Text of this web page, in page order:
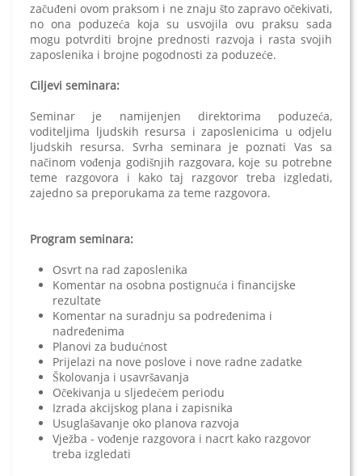
začuđeni ovom praksom i ne znaju što zapravo očekivati,
no ona poduzeća koja su usvojila ovu praksu sada
mogu potvrditi brojne prednosti razvoja i rasta svojih
zaposlenika i brojne pogodnosti za poduzeće.
Ciljevi seminara:
Seminar je namijenjen direktorima poduzeća,
voditeljima ljudskih resursa i zaposlenicima u odjelu
ljudskih resursa. Svrha seminara je poznati Vas sa
načinom vođenja godišnjih razgovara, koje su potrebne
teme razgovora i kako taj razgovor treba izgledati,
zajedno sa preporukama za teme razgovora.
Program seminara:
Osvrt na rad zaposlenika
Komentar na osobna postignuća i financijske
rezultate
Komentar na suradnju sa podređenima i
nadređenima
Planovi za budućnost
Prijelazi na nove poslove i nove radne zadatke
Školovanja i usavršavanja
Očekivanja u sljedećem periodu
Izrada akcijskog plana i zapisnika
Usuglašavanje oko planova razvoja
Vježba - vođenje razgovora i nacrt kako razgovor
treba izgledati